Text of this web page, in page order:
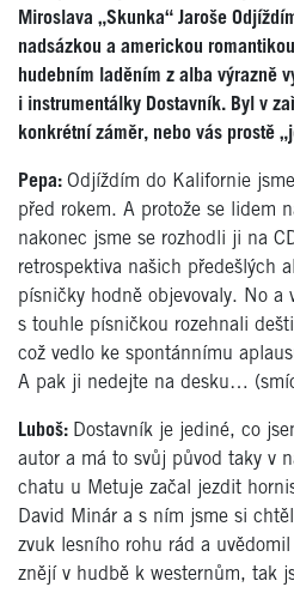
Miroslava „Skunka“ Jaroše
nadsázkou a americkou
hudebním laděním z alba výrazně
i instrumentálky Dostavník. Byl v
konkrétní záměr, nebo vás prostě
Pepa: Odjíždím do Kalifornie
před rokem. A protože se lidem
nakonec jsme se rozhodli ji na
retrospektiva našich předešlých
písničky hodně objevovaly. No
s touhle písničkou rozehnali
což vedlo ke spontánnímu
A pak ji nedejte na desku…
Luboš: Dostavník je jediné, co
autor a má to svůj původ taky v
chatu u Metuje začal jezdit
David Minár a s ním jsme si
zvuk lesního rohu rád a
znějí v hudbě k westernům, tak